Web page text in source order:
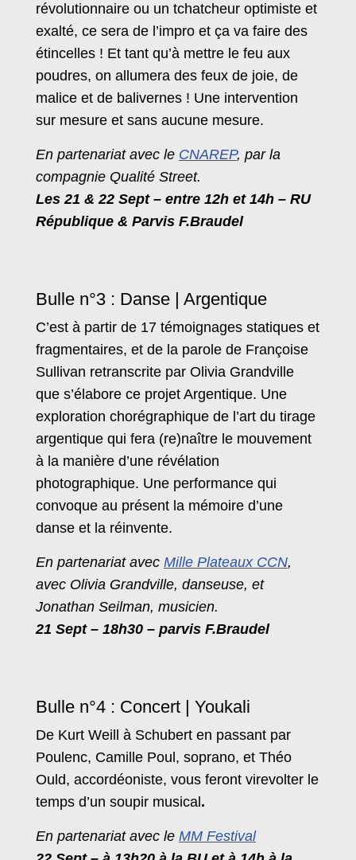
révolutionnaire ou un tchatcheur optimiste et
exalté, ce sera de l’impro et ça va faire des
étincelles ! Et tant qu’à mettre le feu aux
poudres, on allumera des feux de joie, de
malice et de balivernes ! Une intervention
sur mesure et sans aucune mesure.
En partenariat avec le CNAREP, par la
compagnie Qualité Street.
Les 21 & 22 Sept – entre 12h et 14h – RU
République & Parvis F.Braudel
Bulle n°3 : Danse | Argentique
C’est à partir de 17 témoignages statiques et
fragmentaires, et de la parole de Françoise
Sullivan retranscrite par Olivia Grandville
que s’élabore ce projet Argentique. Une
exploration chorégraphique de l’art du tirage
argentique qui fera (re)naître le mouvement
à la manière d’une révélation
photographique. Une performance qui
convoque au présent la mémoire d’une
danse et la réinvente.
En partenariat avec Mille Plateaux CCN,
avec Olivia Grandville, danseuse, et
Jonathan Seilman, musicien.
21 Sept – 18h30 – parvis F.Braudel
Bulle n°4 : Concert | Youkali
De Kurt Weill à Schubert en passant par
Poulenc, Camille Poul, soprano, et Théo
Ould, accordéoniste, vous feront virevolter le
temps d’un soupir musical .
En partenariat avec le MM Festival